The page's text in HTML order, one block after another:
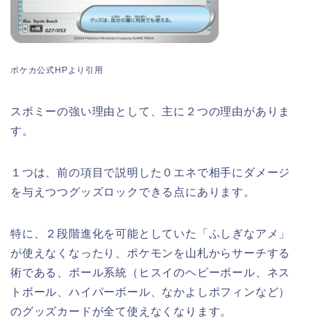
ポケカ公式HPより引用
スボミーの強い理由として、主に２つの理由がありま
す。
１つは、前の項目で説明した０エネで相手にダメージ
を与えつつグッズロックできる点にあります。
特に、２段階進化を可能としていた「ふしぎなアメ」
が使えなくなったり、ポケモンを山札からサーチする
術である、ボール系統（ヒスイのヘビーボール、ネス
トボール、ハイパーボール、なかよしポフィンなど）
のグッズカードが全て使えなくなります。